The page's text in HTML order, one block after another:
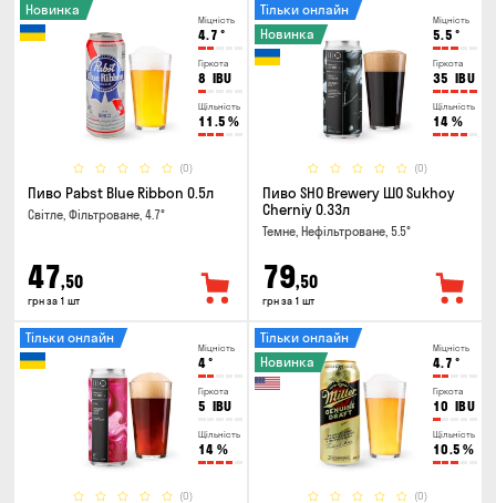
Міцність
4.7 °
Гіркота
8 IBU
Щільність
11.5 %
(0)
Новинка
Пиво Pabst Blue Ribbon 0.5л
Світле, Фільтроване, 4.7°
47,50
грн за 1 шт
Міцність
5.5 °
Гіркота
35 IBU
Щільність
14 %
(0)
Тільки онлайн
Новинка
Пиво SHO Brewery ШО Sukhoy
Cherniy 0.33л
Темне, Нефільтроване, 5.5°
79,50
грн за 1 шт
Міцність
4°
Гіркота
5 IBU
Щільність
14 %
(0)
Тільки онлайн
Міцність
4.7 °
Гіркота
10 IBU
Щільність
10.5 %
(0)
Тільки онлайн
Новинка